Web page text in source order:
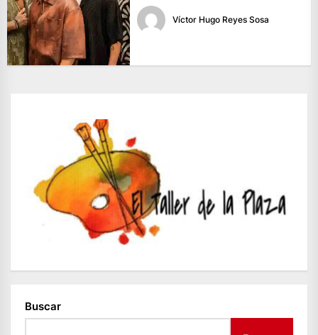
Víctor Hugo Reyes Sosa
Buscar